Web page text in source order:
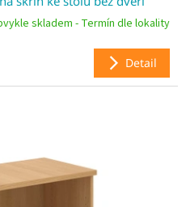
A
R
M
skladem - Termín dle lokality
Detail